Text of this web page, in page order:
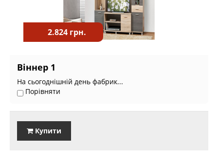
2.824 грн.
Віннер 1
На сьогоднішній день фабрик...
Порівняти
Купити